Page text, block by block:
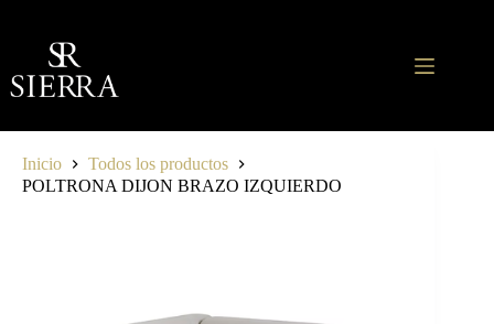
contenido
Inicio
Todos los productos
POLTRONA DIJON BRAZO IZQUIERDO